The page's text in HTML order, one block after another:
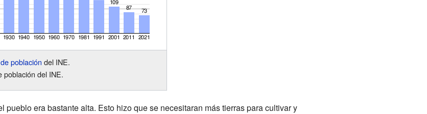
población del INE.
población del INE.
pueblo era bastante alta. Esto hizo que se necesitaran más tierras para cultivar y